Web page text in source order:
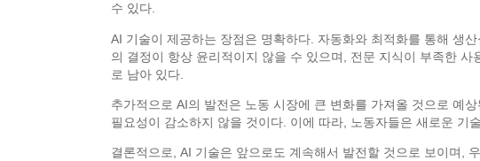
수 있다.
AI 기술이 제공하는 장점은 명확하다. 자동화와 최적화를 통해 생
의 결정이 항상 윤리적이지 않을 수 있으며, 전문 지식이 부족한
로 남아 있다.
추가적으로 AI의 발전은 노동 시장에 큰 변화를 가져올 것으로 예
필요성이 감소하지 않을 것이다. 이에 따라, 노동자들은 새로운 기
결론적으로, AI 기술은 앞으로도 계속해서 발전할 것으로 보이며,